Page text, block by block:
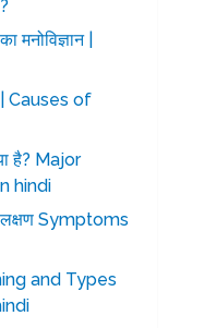
मनोविज्ञान |
| Causes of
है? Major
hindi
लक्षण Symptoms
and Types